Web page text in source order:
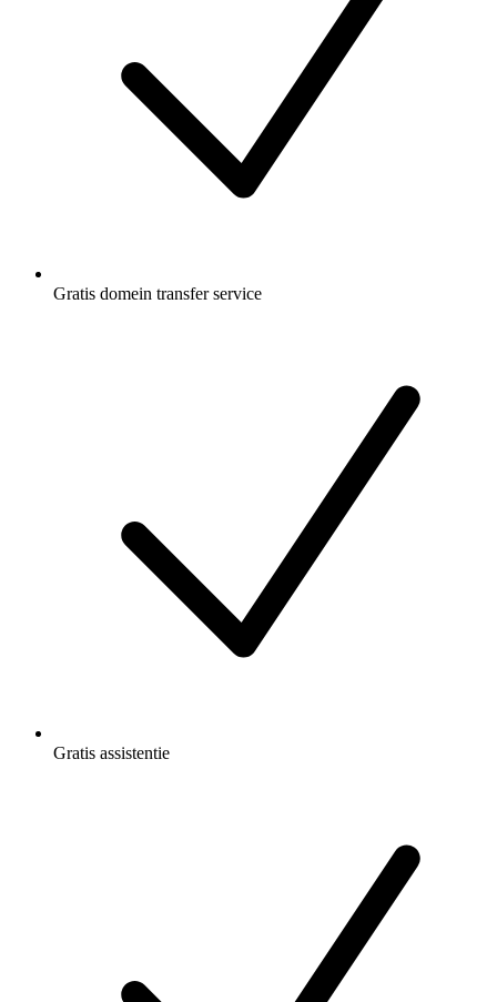
Gratis domein transfer service
Gratis assistentie